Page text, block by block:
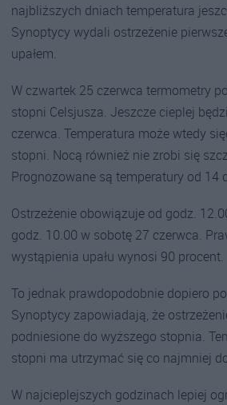
najbliższych dniach temperatura
Synoptycy wydali ostrzeżenie
upałem.
W czwartek 25 czerwca termometry
stopni Celsjusza. Jeszcze cieplej
czerwca. Temperatura może wtedy
stopni. Nocą również nie zrobi się
Prognozowane są temperatury od 14
Ostrzeżenie obowiązuje od godz.
godz. 10.00 w sobotę 27 czerwca.
wystąpienia upału wynosi 90 procent.
To jednak prawdopodobnie dopiero
Synoptycy zapowiadają, że
podniesione do wyższego stopnia.
stopni ma utrzymać się co najmniej
W najcieplejszych godzinach lepiej